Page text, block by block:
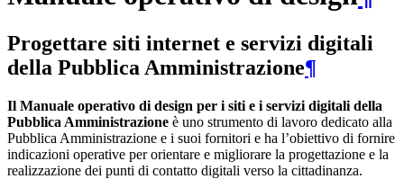
Progettare siti internet e servizi digitali
della Pubblica Amministrazione¶
Il Manuale operativo di design per i siti e i servizi digitali della
Pubblica Amministrazione è uno strumento di lavoro dedicato alla
Pubblica Amministrazione e i suoi fornitori e ha l’obiettivo di fornire
indicazioni operative per orientare e migliorare la progettazione e la
realizzazione dei punti di contatto digitali verso la cittadinanza.